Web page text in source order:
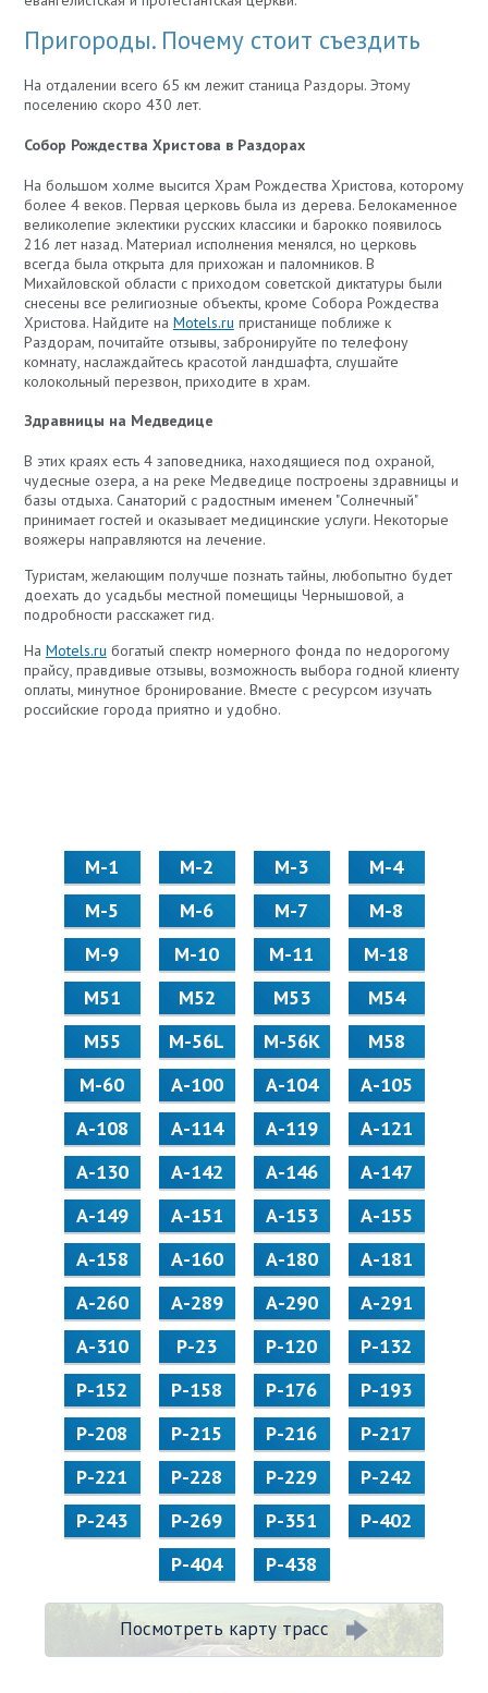
Пригороды. Почему стоит съездить
На отдалении всего 65 км лежит станица Раздоры. Этому
поселению скоро 430 лет.
Собор Рождества Христова в Раздорах
На большом холме высится Храм Рождества Христова, которому
более 4 веков. Первая церковь была из дерева. Белокаменное
великолепие эклектики русских классики и барокко появилось
216 лет назад. Материал исполнения менялся, но церковь
всегда была открыта для прихожан и паломников. В
Михайловской области с приходом советской диктатуры были
снесены все религиозные объекты, кроме Собора Рождества
Христова. Найдите на Motels.ru пристанище поближе к
Раздорам, почитайте отзывы, забронируйте по телефону
комнату, наслаждайтесь красотой ландшафта, слушайте
колокольный перезвон, приходите в храм.
Здравницы на Медведице
В этих краях есть 4 заповедника, находящиеся под охраной,
чудесные озера, а на реке Медведице построены здравницы и
базы отдыха. Санаторий с радостным именем "Солнечный"
принимает гостей и оказывает медицинские услуги. Некоторые
вояжеры направляются на лечение.
Туристам, желающим получше познать тайны, любопытно будет
доехать до усадьбы местной помещицы Чернышовой, а
подробности расскажет гид.
На Motels.ru богатый спектр номерного фонда по недорогому
прайсу, правдивые отзывы, возможность выбора годной клиенту
оплаты, минутное бронирование. Вместе с ресурсом изучать
российские города приятно и удобно.
М-1 М-2 М-3
М-4
М-5
М-6 М-7
М-8
М-9
М-10 М-11
М-18
М51
М52 М53
М54
М55
M-56L M-56K
М58
M-60
А-100 А-104
А-105
А-108
А-114 А-119
А-121
А-130
А-142 А-146
А-147
А-149
А-151 А-153
А-155
А-158
А-160 А-180
А-181
А-260
А-289 А-290
А-291
А-310
Р-23 Р-120
Р-132
Р-152
Р-158 Р-176
Р-193
Р-208
Р-215 Р-216
Р-217
Р-221
Р-228 Р-229
Р-242
Р-243
Р-269 Р-351
Р-402
Р-404
Р-438
Посмотреть карту трасс